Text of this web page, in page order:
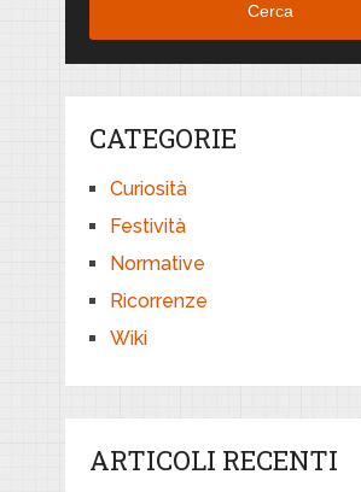
Cerca
CATEGORIE
Curiosità
Festività
Normative
Ricorrenze
Wiki
ARTICOLI RECENTI